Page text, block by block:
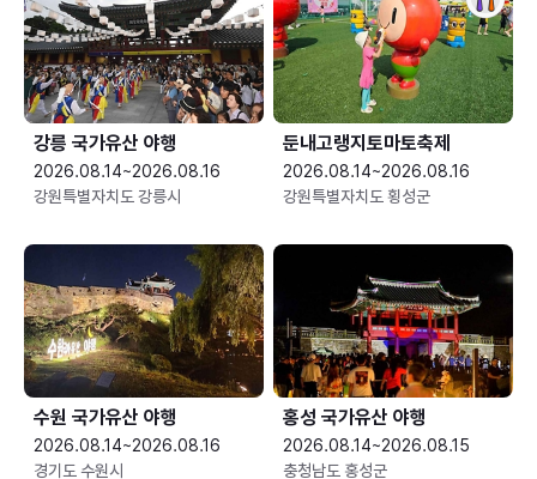
강릉 국가유산 야행
2026.08.14~2026.08.16
강원특별자치도 강릉시
둔내고랭지토마토축제
2026.08.14~2026.08.16
강원특별자치도 횡성군
수원 국가유산 야행
2026.08.14~2026.08.16
경기도 수원시
홍성 국가유산 야행
2026.08.14~2026.08.15
충청남도 홍성군